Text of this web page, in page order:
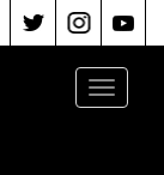
Toggle